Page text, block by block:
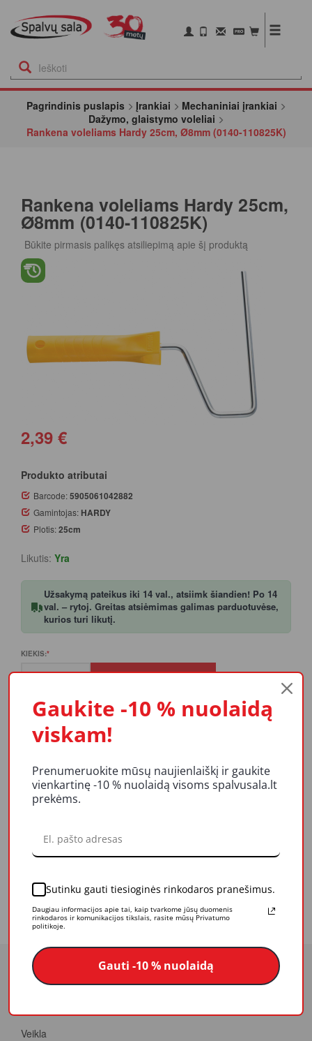
Pagrindinis puslapis Įrankiai
Mechaniniai įrankiai
Dažymo, glaistymo voleliai
Rankena voleliams Hardy 25cm, Ø8mm (0140-110825K)
Rankena voleliams Hardy 25cm,
Ø8mm (0140-110825K)
Būkite pirmasis palikęs atsiliepimą apie šį produktą
2,39 €
Produkto atributai
Barcode:5905061042882
Gamintojas: HARDY
Plotis:25cm
Likutis: Yra
Užsakymą pateikus iki 14 val., atsiimk šiandien! Po 14
val. – rytoj. Greitas atsiėmimas galimas parduotuvėse,
kurios turi likutį.
KIEKIS:
PRODUKTO APRAŠYMAS
LIKUČIAI
Plati (25cm) geltona rankena 8mm skersmens volieliams.
APIE MUS
Veikla
Gaukite -10 % nuolaidą
viskam!
Prenumeruokite mūsų naujienlaiškį ir gaukite
vienkartinę -10 % nuolaidą visoms spalvusala.lt
prekėms.
Sutinku gauti tiesioginės rinkodaros pranešimus.
Daugiau informacijos apie tai, kaip tvarkome jūsų duomenis
rinkodaros ir komunikacijos tikslais, rasite mūsų Privatumo
politikoje.
Gauti -10 % nuolaidą